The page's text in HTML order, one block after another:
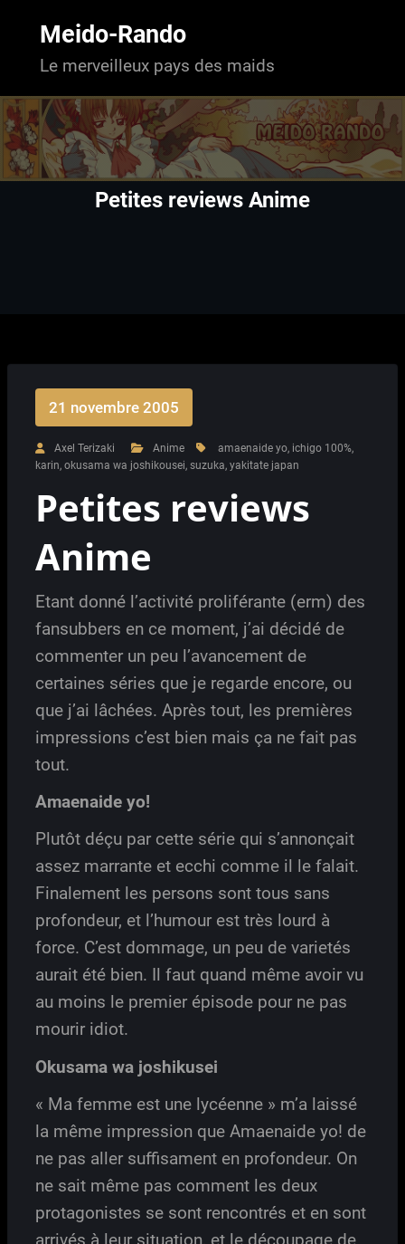
Meido-Rando
Le merveilleux pays des maids
Petites reviews Anime
21 novembre 2005
Axel Terizaki Anime amaenaide yo, ichigo 100%,
karin, okusama wa joshikousei, suzuka, yakitate japan
Petites reviews
Anime
Etant donné l’activité proliférante (erm) des
fansubbers en ce moment, j’ai décidé de
commenter un peu l’avancement de
certaines séries que je regarde encore, ou
que j’ai lâchées. Après tout, les premières
impressions c’est bien mais ça ne fait pas
tout.
Amaenaide yo!
Plutôt déçu par cette série qui s’annonçait
assez marrante et ecchi comme il le falait.
Finalement les persons sont tous sans
profondeur, et l’humour est très lourd à
force. C’est dommage, un peu de varietés
aurait été bien. Il faut quand même avoir vu
au moins le premier épisode pour ne pas
mourir idiot.
Okusama wa joshikusei
« Ma femme est une lycéenne » m’a laissé
la même impression que Amaenaide yo! de
ne pas aller suffisament en profondeur. On
ne sait même pas comment les deux
protagonistes se sont rencontrés et en sont
arrivés à leur situation, et le découpage de